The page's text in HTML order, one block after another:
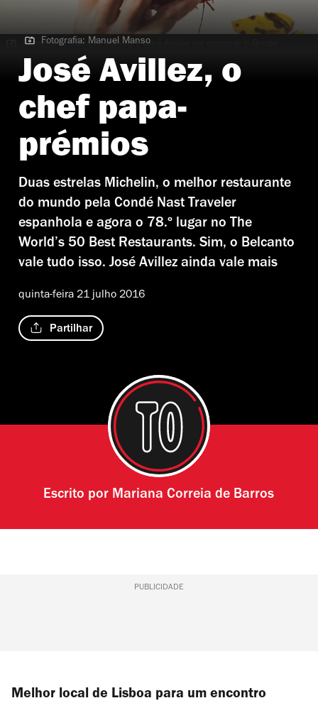
Fotografia: Manuel Manso | José Avillez vai comprar o Grupo
Cafeína
Fotografia: Manuel Manso
José Avillez, o
chef papa-
prémios
Duas estrelas Michelin, o melhor restaurante
do mundo pela Condé Nast Traveler
espanhola e agora o 78.º lugar no The
World’s 50 Best Restaurants. Sim, o Belcanto
vale tudo isso. José Avillez ainda vale mais
quinta-feira 21 julho 2016
Partilhar
Escrito por Mariana Correia de Barros
PUBLICIDADE
Melhor local de Lisboa para um encontro